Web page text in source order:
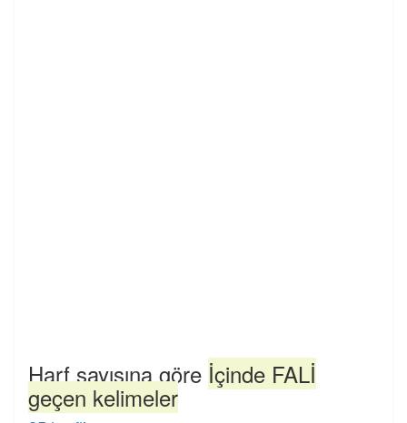
Harf sayısına göre İçinde FALİ
geçen kelimeler